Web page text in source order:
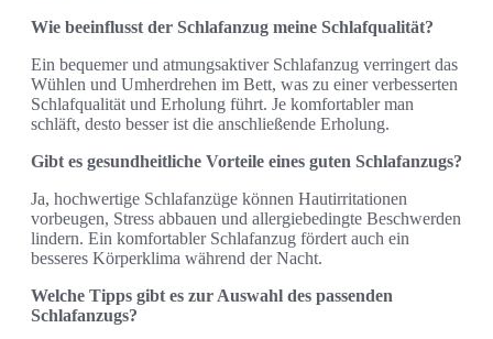
Wie beeinflusst der Schlafanzug meine Schlafqualität?
Ein bequemer und atmungsaktiver Schlafanzug verringert das
Wühlen und Umherdrehen im Bett, was zu einer verbesserten
Schlafqualität und Erholung führt. Je komfortabler man
schläft, desto besser ist die anschließende Erholung.
Gibt es gesundheitliche Vorteile eines guten Schlafanzugs?
Ja, hochwertige Schlafanzüge können Hautirritationen
vorbeugen, Stress abbauen und allergiebedingte Beschwerden
lindern. Ein komfortabler Schlafanzug fördert auch ein
besseres Körperklima während der Nacht.
Welche Tipps gibt es zur Auswahl des passenden
Schlafanzugs?